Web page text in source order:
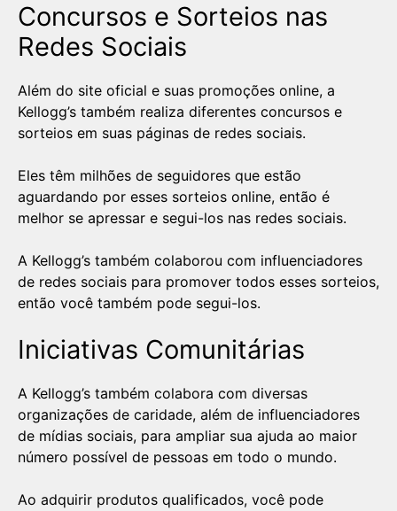
Concursos e Sorteios nas
Redes Sociais
Além do site oficial e suas promoções online, a
Kellogg’s também realiza diferentes concursos e
sorteios em suas páginas de redes sociais.
Eles têm milhões de seguidores que estão
aguardando por esses sorteios online, então é
melhor se apressar e segui-los nas redes sociais.
A Kellogg’s também colaborou com influenciadores
de redes sociais para promover todos esses sorteios,
então você também pode segui-los.
Iniciativas Comunitárias
A Kellogg’s também colabora com diversas
organizações de caridade, além de influenciadores
de mídias sociais, para ampliar sua ajuda ao maior
número possível de pessoas em todo o mundo.
Ao adquirir produtos qualificados, você pode